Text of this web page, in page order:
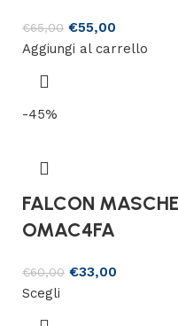
€65,00 €55,00
Aggiungi al carrello
-45%
FALCON
OMAC4FA
€60,00 €33,00
Scegli